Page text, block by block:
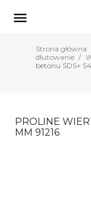

Strona główna
dłutowanie
betonu SDS+
PROLINE
MM 91216